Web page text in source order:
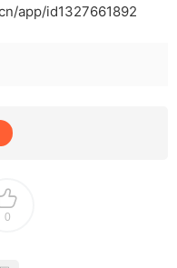
app/id1327661892
0